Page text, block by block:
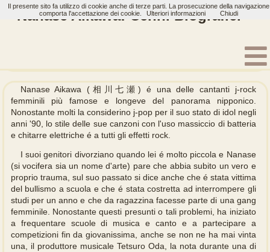
Nanase Aikawa: Cenni Biografici
Nanase Aikawa (相川七瀬) é una delle cantanti j-rock
femminili più famose e longeve del panorama nipponico.
Nonostante molti la considerino j-pop per il suo stato di idol negli
anni '90, lo stile delle sue canzoni con l'uso massiccio di batteria
e chitarre elettriche é a tutti gli effetti rock.
I suoi genitori divorziano quando lei é molto piccola e Nanase
(si vocifera sia un nome d'arte) pare che abbia subito un vero e
proprio trauma, sul suo passato si dice anche che é stata vittima
del bullismo a scuola e che é stata costretta ad interrompere gli
studi per un anno e che da ragazzina facesse parte di una gang
femminile. Nonostante questi presunti o tali problemi, ha iniziato
a frequentare scuole di musica e canto e a partecipare a
competizioni fin da giovanissima, anche se non ne ha mai vinta
una, il produttore musicale Tetsuro Oda, la nota durante una di
Il presente sito fa utilizzo di cookie anche di terze parti. La prosecuzione della navigazione
comporta l'accettazione dei cookie.
Ulteriori informazioni Chiudi